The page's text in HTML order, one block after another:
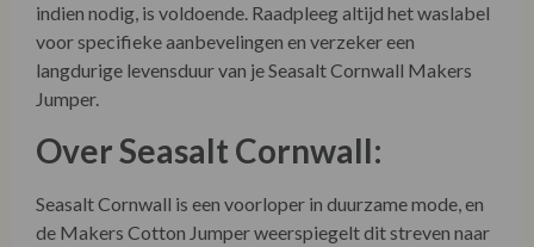
indien nodig, is voldoende. Raadpleeg altijd het waslabel
voor specifieke aanbevelingen en verzeker een
langdurige levensduur van je Seasalt Cornwall Makers
Jumper.
Over Seasalt Cornwall:
Seasalt Cornwall is een voorloper in duurzame mode, en
de Makers Cotton Jumper weerspiegelt dit streven naar